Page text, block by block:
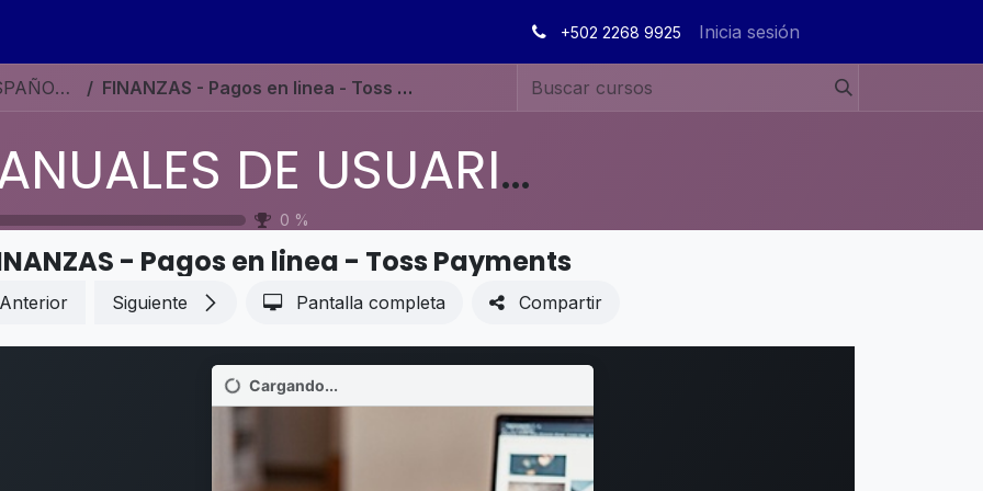
+502 2268 9925 Inicia sesión
MANUALES DE USUARIO EN ESPAÑOL ODOO 19 FINANZAS - Pagos en linea - Toss Payments
MANUALES DE USUARIO EN ESPAÑOL ODOO 19
0 %
- Pagos en linea - Toss Payments
Anterior Siguiente Pantalla completa Compartir